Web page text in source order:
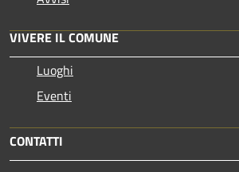
VIVERE IL COMUNE
Luoghi
Eventi
CONTATTI